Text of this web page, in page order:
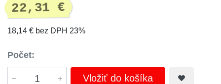
22,31 €
18,14 € bez DPH 23%
Počet:
Vložiť do košíka